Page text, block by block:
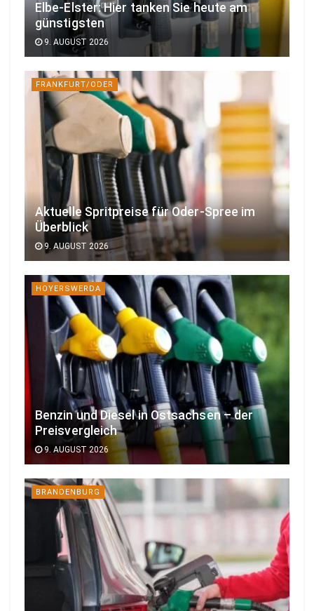
Elbe-Elster: Hier tanken Sie heute am
günstigsten
9. AUGUST 2026
FRANKFURT/ODER
Aktuelle Spritpreise für Oder-Spree im
Überblick
9. AUGUST 2026
HOYERSWERDA
Benzin und Diesel in Ostsachsen – der
Preisvergleich
9. AUGUST 2026
BRANDENBURG